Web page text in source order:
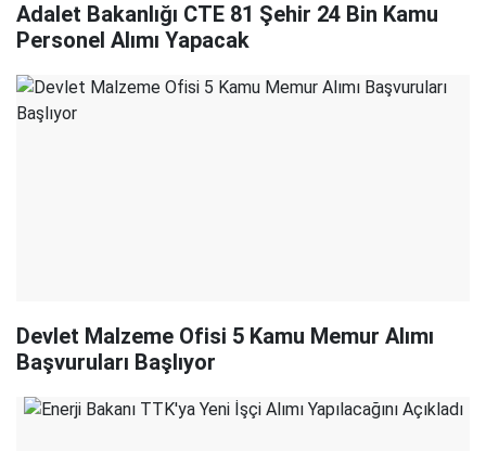
Adalet Bakanlığı CTE 81 Şehir 24 Bin Kamu
Personel Alımı Yapacak
Devlet Malzeme Ofisi 5 Kamu Memur Alımı
Başvuruları Başlıyor